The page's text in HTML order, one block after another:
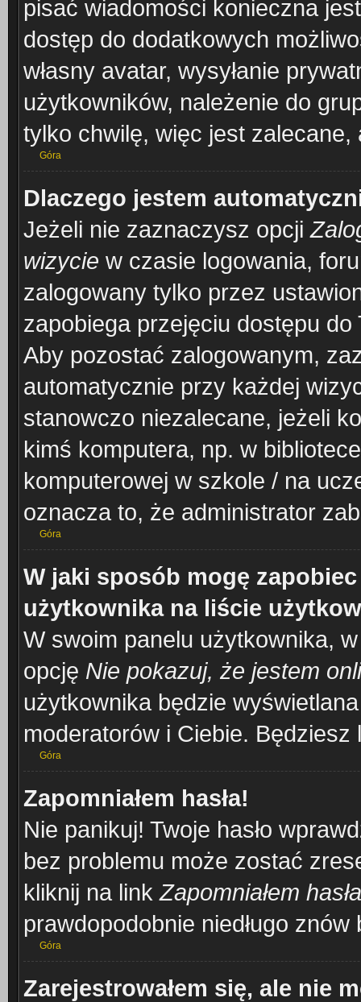
pisać wiadomości konieczna
dostęp do dodatkowych
własny avatar, wysyłanie
użytkowników, należenie do
tylko chwilę, więc jest zalecane,
Góra
Dlaczego jestem
Jeżeli nie zaznaczysz opcji
wizycie w czasie logowania,
zalogowany tylko przez
zapobiega przejęciu dostępu
Aby pozostać zalogowanym,
automatycznie przy każdej
stanowczo niezalecane, jeżeli
kimś komputera, np. w
komputerowej w szkole / na
oznacza to, że administrator
Góra
W jaki sposób mogę
użytkownika na liście
W swoim panelu użytkownika,
opcję Nie pokazuj, że jestem
użytkownika będzie
moderatorów i Ciebie.
Góra
Zapomniałem hasła!
Nie panikuj! Twoje hasło
bez problemu może zostać
kliknij na linkZapomniałem hasła
prawdopodobnie niedługo
Góra
Zarejestrowałem się, ale nie